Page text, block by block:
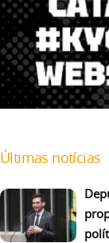
Últimas notícias